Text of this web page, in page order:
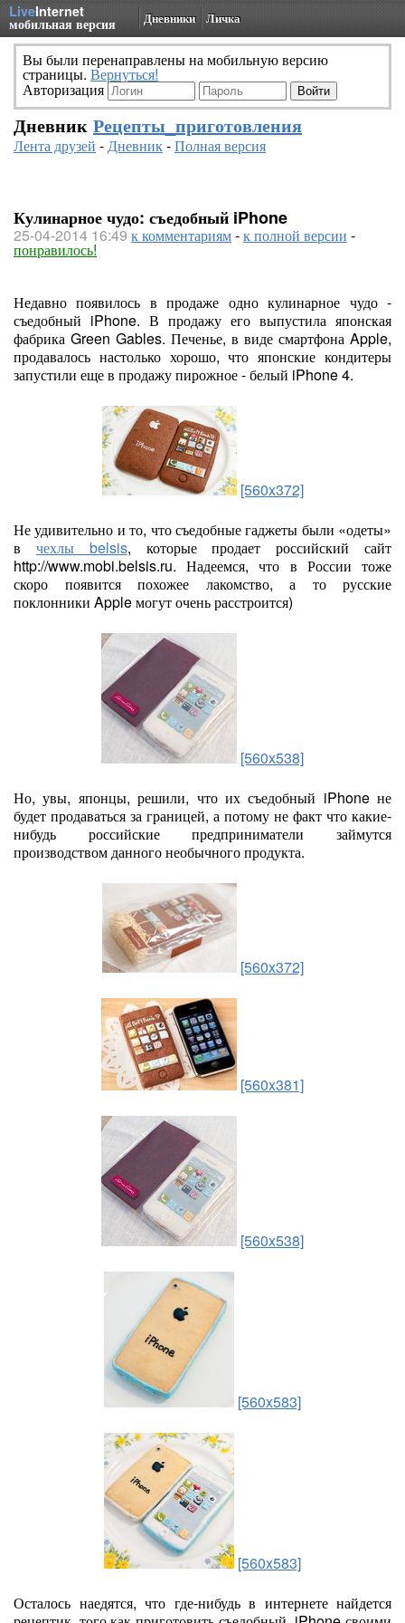
LiveInternet
мобильная версия Дневники Личка
Вы были перенаправлены на мобильную версию
страницы. Вернуться!
Авторизация
Дневник Рецепты_приготовления
Лента друзей -Дневник-Полная версия
Кулинарное чудо: съедобный iPhone
25-04-2014 16:49 к комментариям-к полной версии -
понравилось!
Недавно появилось в продаже одно кулинарное чудо -
съедобный iPhone. В продажу его выпустила японская
фабрика Green Gables. Печенье, в виде смартфона Apple,
продавалось настолько хорошо, что японские кондитеры
запустили еще в продажу пирожное - белый iPhone 4.
[560x372]
Не удивительно и то, что съедобные гаджеты были «одеты»
в чехлы belsis, которые продает российский сайт
http://www.mobi.belsis.ru. Надеемся, что в России тоже
скоро появится похожее лакомство, а то русские
поклонники Apple могут очень расстроится)
[560x538]
Но, увы, японцы, решили, что их съедобный iPhone не
будет продаваться за границей, а потому не факт что какие-
нибудь российские предприниматели займутся
производством данного необычного продукта.
[560x372]
[560x381]
[560x538]
[560x583]
[560x583]
Осталось наедятся, что где-нибудь в интернете найдется